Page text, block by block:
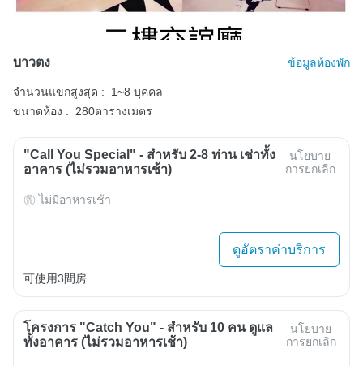
บาวตง ข้อมูลห้องพัก
จำนวนแขกสูงสุด :
1~8 บุคคล
ขนาดห้อง : 280ตารางเมตร
"Call You Special" - สำหรับ 2-8 ท่าน เช่าทั้ง
อาคาร (ไม่รวมอาหารเช้า)
นโยบาย
การยกเลิก
ไม่มีอาหารเช้า
ดูอัตราค่าบริการ
可使用3間房
โครงการ "Catch You" - สำหรับ 10 คน ดูแล
ทั้งอาคาร (ไม่รวมอาหารเช้า)
นโยบาย
การยกเลิก